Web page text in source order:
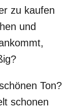
zu kaufen
und
Ton?
schonen